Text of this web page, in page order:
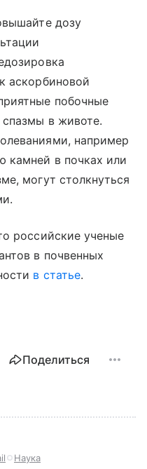
дозу
аскорбиновой
побочные
в животе.
например
камней в почках или
могут столкнуться
российские ученые
в почвенных
в статье.
Поделиться
Наука